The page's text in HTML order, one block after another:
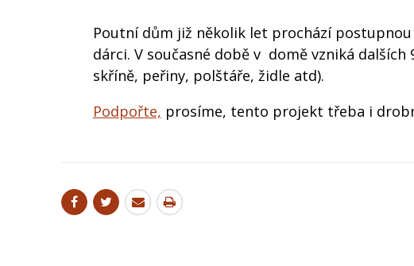
Poutní dům již několik let prochází
dárci. V současné době v domě vzniká
skříně, peřiny, polštáře, židle atd).
Podpořte, prosíme, tento projekt třeba i